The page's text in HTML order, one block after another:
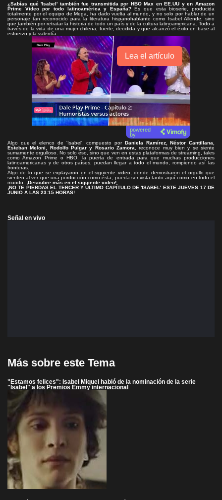
¿Sabías qué 'Isabel' también fue transmitida por HBO Max en EE.UU y en Amazon
Prime Video por todo latinoamérica y España?Es que esta bioserie, producida
totalmente por el equipo de Mega, ha dado vuelta al mundo, y no solo por hablar de un
personaje tan reconocido para la literatura hispanohablante como Isabel Allende, sino
que también por retratar la historia de todo un país y de la cultura latinoamericana. Todo a
través de la vida de una mujer chilena, fuerte, decidida y que alcanzó el éxito en base al
esfuerzo y la valentía.
Lea el artículo
powered
by
Algo que el elenco de 'Isabel', compuesto por Daniela Ramírez, Néstor Cantillana,
Esteban Meloni, Rodolfo Pulgar y Rosario Zamora , reconoce muy bien y se siente
sumamente orgulloso. No solo eso, sino que ven en estas plataformas de streaming, tales
como Amazon Prime o HBO, la puerta de entrada para que muchas producciones
latinoamericanas y de otros países, puedan llegar a todo el mundo, rompiendo así las
fronteras.
Algo de lo que se explayaron en el siguiente video, donde demostraron el orgullo que
sienten al ver que una porducción como ésta, pueda ser vista tanto aquí como en todo el
mundo. ¡Descubre más en el siguiente video!
¡NO TE PIERDAS EL TERCER Y ÚLTIMO CAPÍTULO DE 'ISABEL' ESTE JUEVES 17 DE
JUNIO A LAS 23:15 HORAS!
Señal en vivo
Más sobre este Tema
"Estamos felices": Isabel Miquel habló de la nominación de la serie
"Isabel" a los Premios Emmy internacional